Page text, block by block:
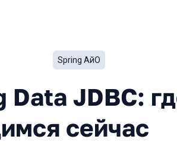
JDBC: где мы
Spring АйО
Data JDBC:
сейчас